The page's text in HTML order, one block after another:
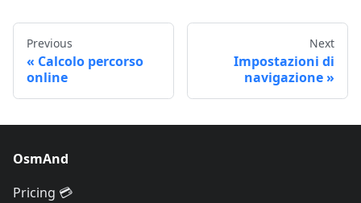
Previous
Calcolo percorso
online
Next
Impostazioni di
navigazione
OsmAnd
Pricing 💳